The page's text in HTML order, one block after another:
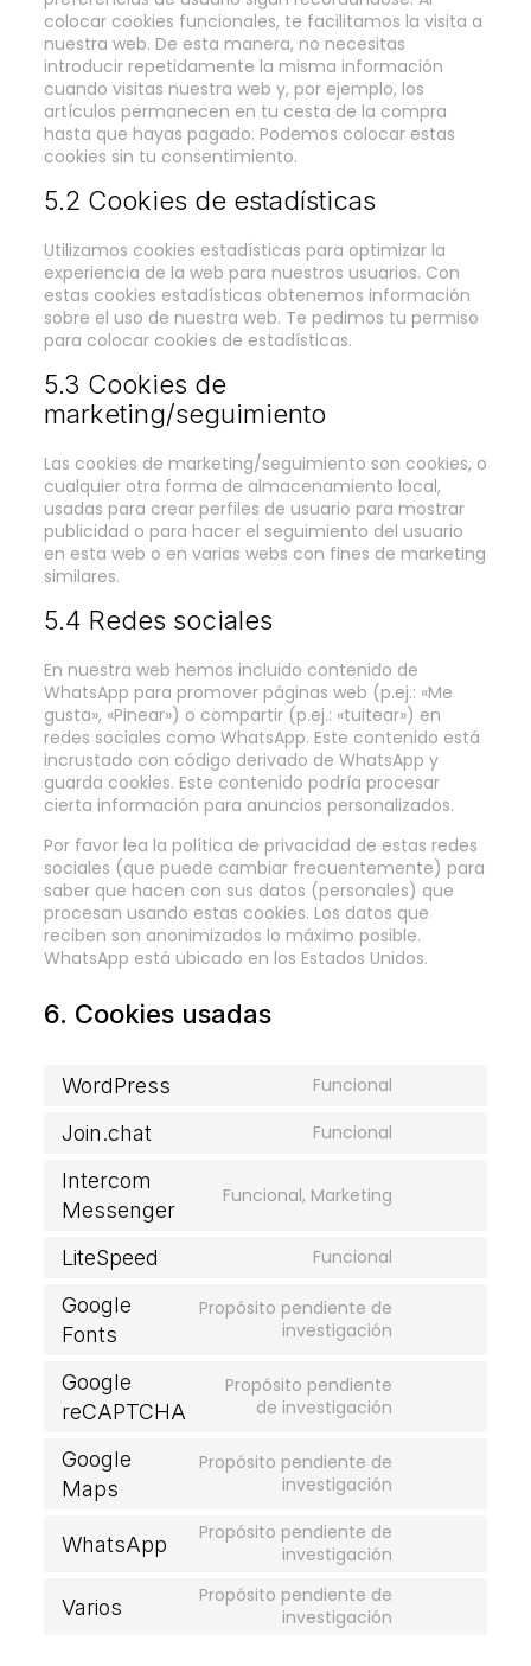
colocar cookies funcionales, te facilitamos la visita a
nuestra web. De esta manera, no necesitas
introducir repetidamente la misma información
cuando visitas nuestra web y, por ejemplo, los
artículos permanecen en tu cesta de la compra
hasta que hayas pagado. Podemos colocar estas
cookies sin tu consentimiento.
5.2 Cookies de estadísticas
Utilizamos cookies estadísticas para optimizar la
experiencia de la web para nuestros usuarios. Con
estas cookies estadísticas obtenemos información
sobre el uso de nuestra web. Te pedimos tu permiso
para colocar cookies de estadísticas.
5.3 Cookies de
marketing/seguimiento
Las cookies de marketing/seguimiento son cookies, o
cualquier otra forma de almacenamiento local,
usadas para crear perfiles de usuario para mostrar
publicidad o para hacer el seguimiento del usuario
en esta web o en varias webs con fines de marketing
similares.
5.4 Redes sociales
En nuestra web hemos incluido contenido de
WhatsApp para promover páginas web (p.ej.: «Me
gusta», «Pinear») o compartir (p.ej.: «tuitear») en
redes sociales como WhatsApp. Este contenido está
incrustado con código derivado de WhatsApp y
guarda cookies. Este contenido podría procesar
cierta información para anuncios personalizados.
Por favor lea la política de privacidad de estas redes
sociales (que puede cambiar frecuentemente) para
saber que hacen con sus datos (personales) que
procesan usando estas cookies. Los datos que
reciben son anonimizados lo máximo posible.
WhatsApp está ubicado en los Estados Unidos.
6. Cookies usadas
WordPress Funcional
Join.chat Funcional
Intercom
Messenger
Funcional, Marketing
LiteSpeed Funcional
Google
Fonts
Propósito pendiente de
investigación
Google
reCAPTCHA
Propósito pendiente
de investigación
Google
Maps
Propósito pendiente de
investigación
WhatsApp
Propósito pendiente de
investigación
Varios
Propósito pendiente de
investigación